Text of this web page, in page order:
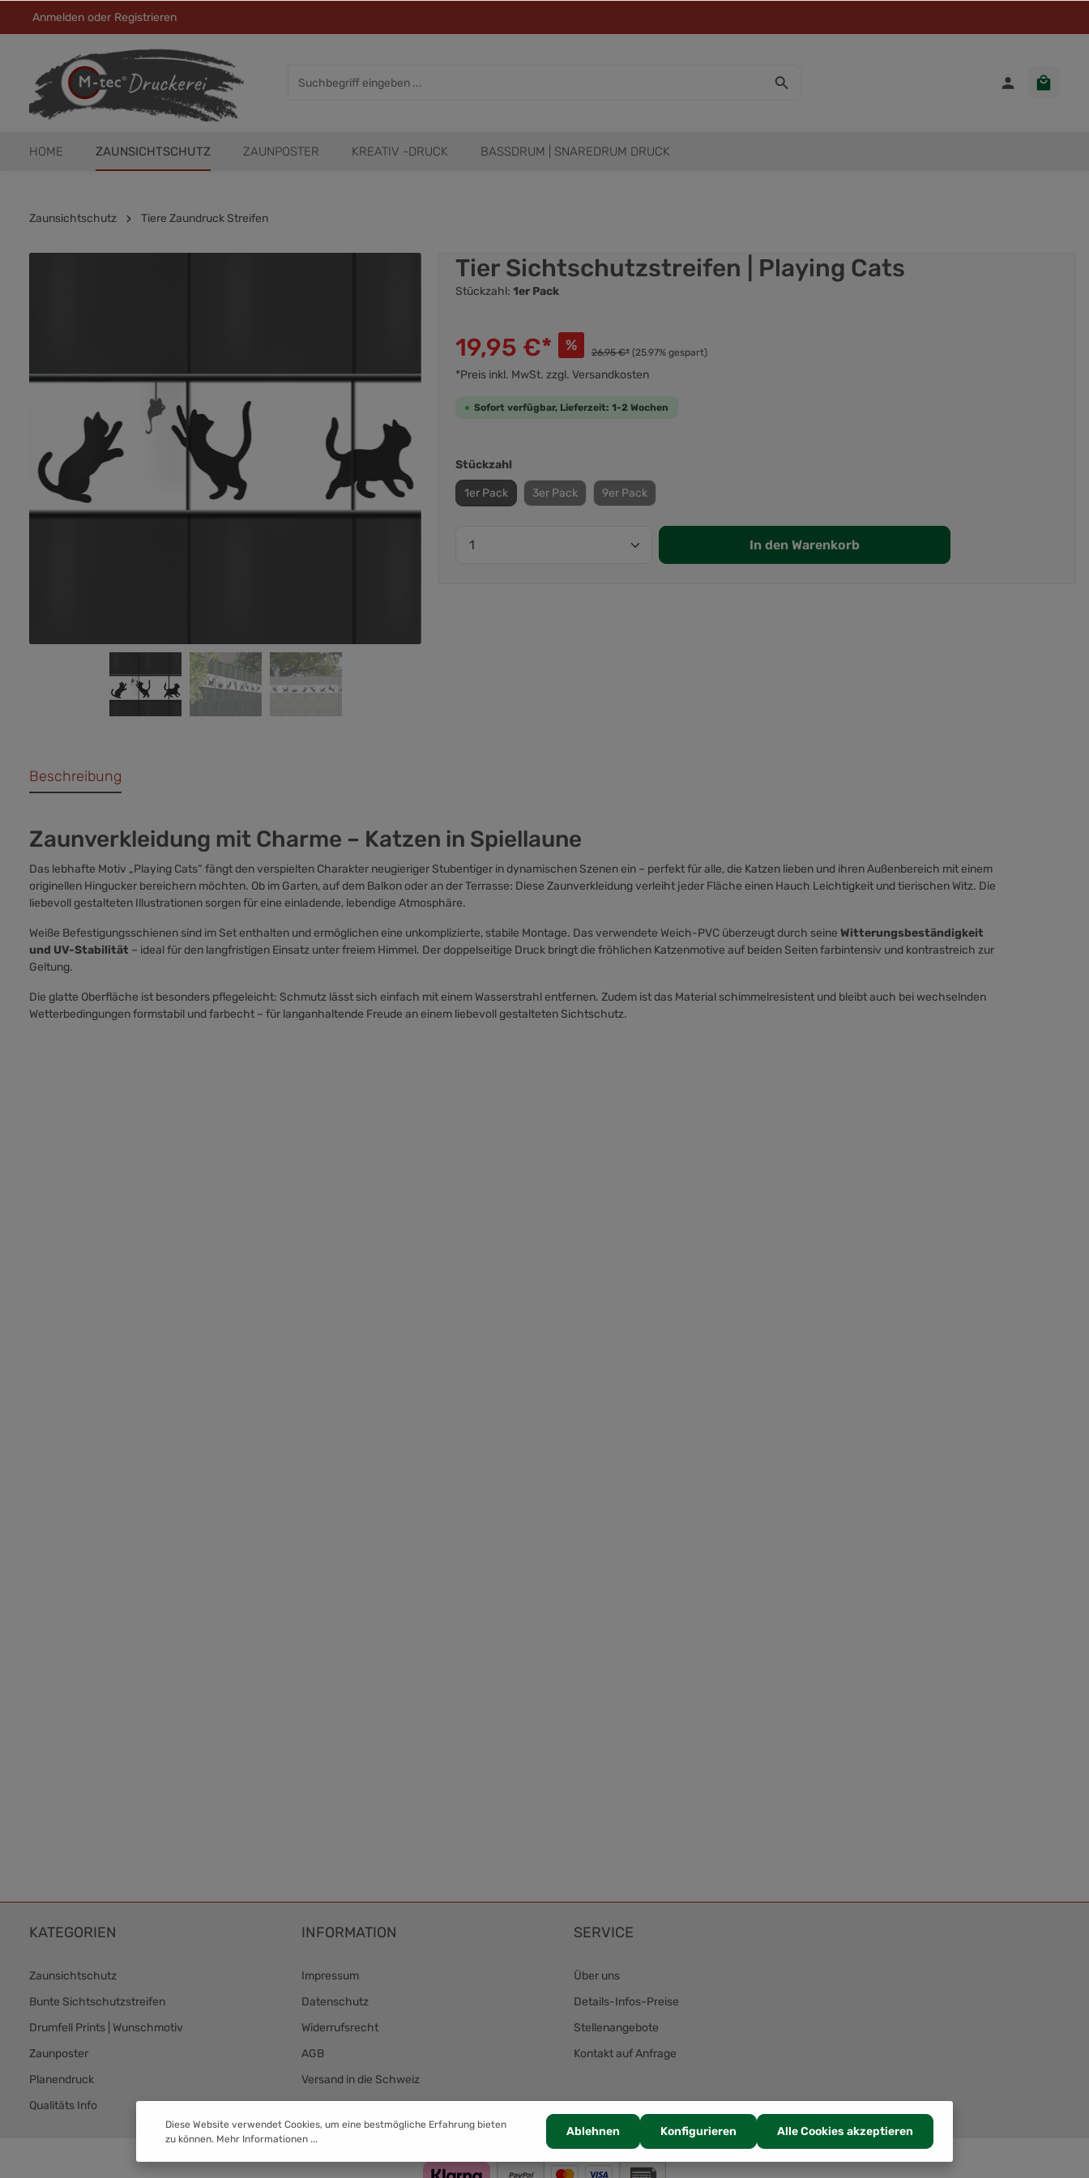
Anmelden oder Registrieren
HOME ZAUNSICHTSCHUTZ ZAUNPOSTER KREATIV -DRUCK BASSDRUM | SNAREDRUM DRUCK
Zaunsichtschutz Tiere Zaundruck Streifen
Tier Sichtschutzstreifen | Playing Cats
Stückzahl: 1er Pack
19,95 €* % 26,95 €* (25.97% gespart)
*Preis inkl. MwSt. zzgl. Versandkosten
Sofort verfügbar, Lieferzeit: 1-2 Wochen
Stückzahl
1er Pack 3er Pack 9er Pack
In den Warenkorb
Beschreibung
Zaunverkleidung mit Charme – Katzen in Spiellaune
Das lebhafte Motiv „Playing Cats“ fängt den verspielten Charakter neugieriger Stubentiger in dynamischen Szenen ein – perfekt für alle, die Katzen lieben und ihren Außenbereich mit einem
originellen Hingucker bereichern möchten. Ob im Garten, auf dem Balkon oder an der Terrasse: Diese Zaunverkleidung verleiht jeder Fläche einen Hauch Leichtigkeit und tierischen Witz. Die
liebevoll gestalteten Illustrationen sorgen für eine einladende, lebendige Atmosphäre.
Weiße Befestigungsschienen sind im Set enthalten und ermöglichen eine unkomplizierte, stabile Montage. Das verwendete Weich-PVC überzeugt durch seine Witterungsbeständigkeit
und UV-Stabilität – ideal für den langfristigen Einsatz unter freiem Himmel. Der doppelseitige Druck bringt die fröhlichen Katzenmotive auf beiden Seiten farbintensiv und kontrastreich zur
Geltung.
Die glatte Oberfläche ist besonders pflegeleicht: Schmutz lässt sich einfach mit einem Wasserstrahl entfernen. Zudem ist das Material schimmelresistent und bleibt auch bei wechselnden
Wetterbedingungen formstabil und farbecht – für langanhaltende Freude an einem liebevoll gestalteten Sichtschutz.
KATEGORIEN
Zaunsichtschutz
Bunte Sichtschutzstreifen
Drumfell Prints | Wunschmotiv
Zaunposter
Planendruck
Qualitäts Info
INFORMATION
Impressum
Datenschutz
Widerrufsrecht
AGB
Versand in die Schweiz
Versand & Zahlung
SERVICE
Über uns
Details-Infos-Preise
Stellenangebote
Kontakt auf Anfrage
Diese Website verwendet Cookies, um eine bestmögliche Erfahrung bieten
zu können. Mehr Informationen ...
Ablehnen Konfigurieren Alle Cookies akzeptieren